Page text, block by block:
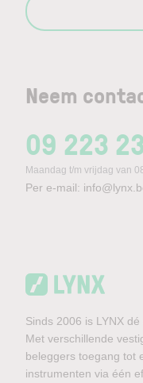
Neem
09 223
Maandag t/m vrijdag van
Per e-mail:
Sinds 2006 is LYNX
Met verschillende
beleggers toegang tot
instrumenten via één